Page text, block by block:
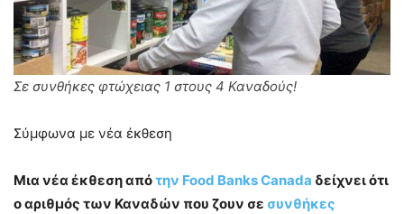
Σε συνθήκες φτώχειας 1 στους 4 Καναδούς!
Σύμφωνα με νέα έκθεση
Μια νέα έκθεση απότην Food Banks Canada δείχνει ότι
ο αριθμός των Καναδών που ζουν σε συνθήκες